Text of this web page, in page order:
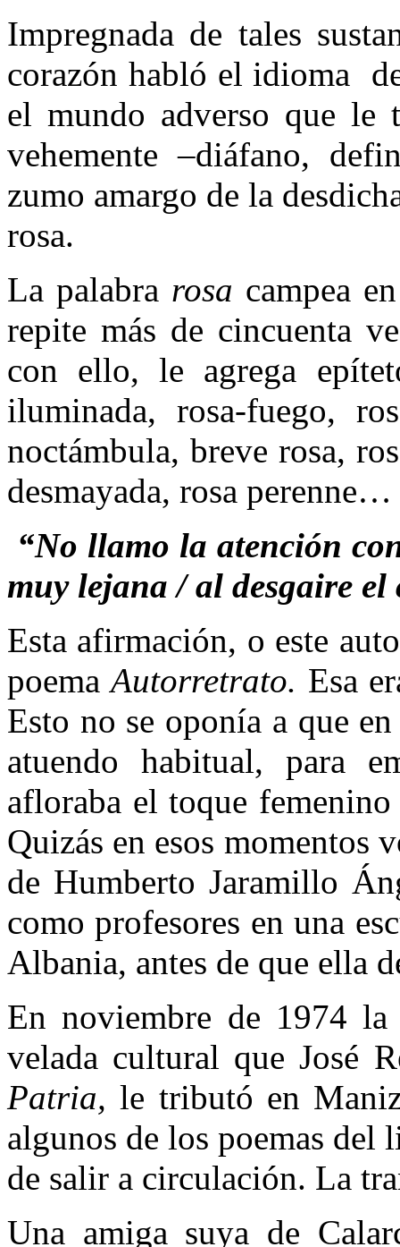
Impregnada de tales
corazón habló el idioma
el mundo adverso que le
vehemente –diáfano,
zumo amargo de la
rosa.
La palabra rosa campea
repite más de cincuenta
con ello, le agrega
iluminada, rosa-fuego,
noctámbula, breve rosa,
desmayada, rosa perenne…
“No llamo la atención
muy lejana / al desgaire el
Esta afirmación, o este
poemaAutorretrato. Esa
Esto no se oponía a que
atuendo habitual, para
afloraba el toque
Quizás en esos momentos
de Humberto Jaramillo
como profesores en una
Albania, antes de que ella
En noviembre de 1974 la
velada cultural que José
Patria,le tributó en
algunos de los poemas del
de salir a circulación. La
Una amiga suya de